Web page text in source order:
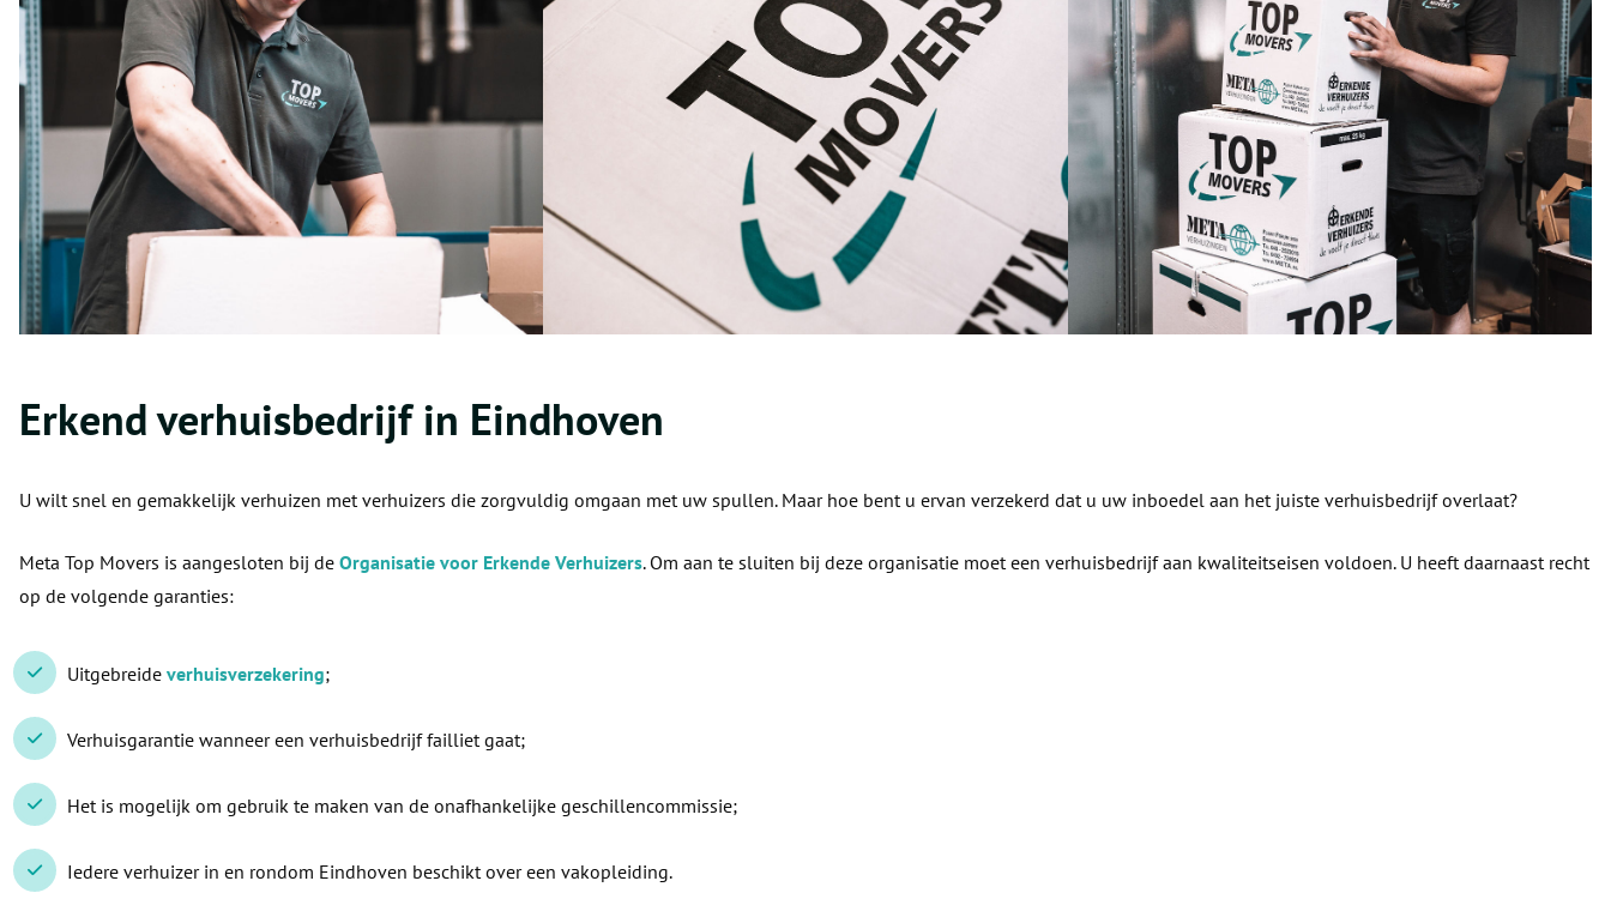
Erkend verhuisbedrijf in Eindhoven
U wilt snel en gemakkelijk verhuizen met verhuizers die zorgvuldig omgaan met uw spullen. Maar hoe bent u ervan verzekerd dat u uw inboedel aan het juiste verhuisbedrijf overlaat?
Meta Top Movers is aangesloten bij de Organisatie voor Erkende Verhuizers. Om aan te sluiten bij deze organisatie moet een verhuisbedrijf aan kwaliteitseisen voldoen. U heeft daarnaast recht
op de volgende garanties:
Uitgebreide verhuisverzekering;
Verhuisgarantie wanneer een verhuisbedrijf failliet gaat;
Het is mogelijk om gebruik te maken van de onafhankelijke geschillencommissie;
Iedere verhuizer in en rondom Eindhoven beschikt over een vakopleiding.